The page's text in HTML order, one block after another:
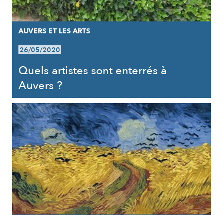
AUVERS ET LES ARTS
26/05/2020
Quels artistes sont enterrés à
Auvers ?